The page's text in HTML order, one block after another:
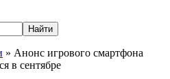
» Анонс игрового смартфона
в сентябре